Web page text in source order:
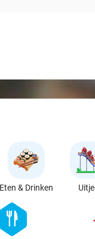
Eten & Drinken
food